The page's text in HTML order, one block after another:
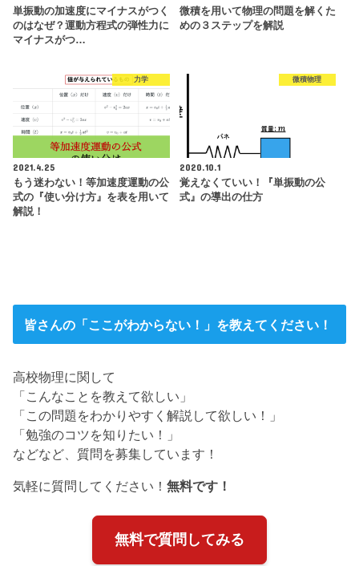
単振動の加速度にマイナスがつく
のはなぜ？運動方程式の弾性力に
マイナスがつ…
微積を用いて物理の問題を解くた
めの３ステップを解説
力学
2021.4.25
もう迷わない！等加速度運動の公
式の『使い分け方』を表を用いて
解説！
微積物理
2020.10.1
覚えなくていい！『単振動の公
式』の導出の仕方
皆さんの「ここがわからない！」を教えてください！
高校物理に関して
「こんなことを教えて欲しい」
「この問題をわかりやすく解説して欲しい！」
「勉強のコツを知りたい！」
などなど、質問を募集しています！
気軽に質問してください！無料です！
無料で質問してみる